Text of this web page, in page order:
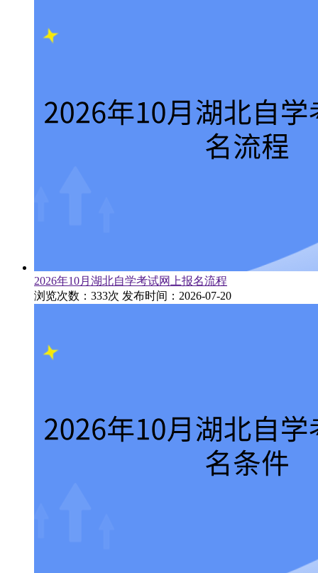
2026年10月湖北自学考试网上报名流程
浏览次数：333次 发布时间：2026-07-20